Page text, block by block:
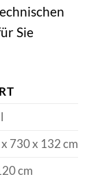
Sie
730 x 132 cm
cm